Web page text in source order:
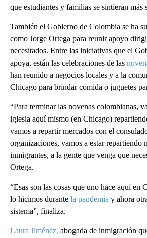
que estudiantes y familias se sintieran más
También el Gobierno de Colombia se ha
como Jorge Ortega para reunir apoyo
necesitados. Entre las iniciativas que el
apoya, están las celebraciones de las
han reunido a negocios locales y a la
Chicago para brindar comida o juguetes
“Para terminar las novenas colombianas,
iglesia aquí mismo (en Chicago)
vamos a repartir mercados con el
organizaciones, vamos a estar repartiendo
inmigrantes, a la gente que venga que
Ortega.
“Esas son las cosas que uno hace aquí en
lo hicimos durante la pandemia y ahora
sistema”, finaliza.
Laura Jiménez, abogada de inmigración